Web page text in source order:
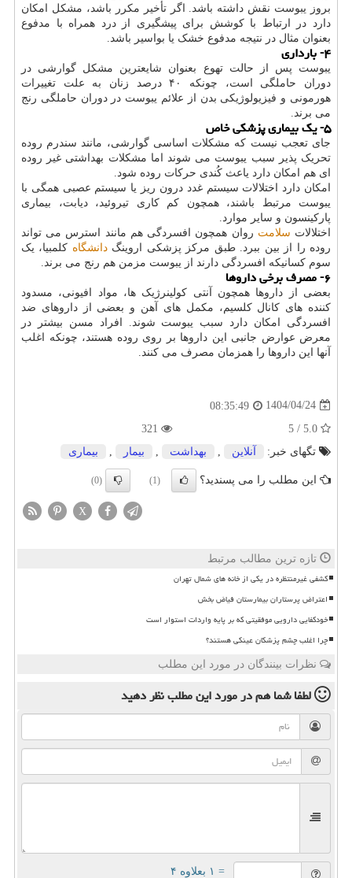
بروز یبوست نقش داشته باشد. اگر تأخیر مکرر باشد، مشکل امکان
دارد در ارتباط با کوشش برای پیشگیری از درد همراه با مدفوع
بعنوان مثال در نتیجه مدفوع خشک یا بواسیر باشد.
۴- بارداری
یبوست پس از حالت تهوع بعنوان شایعترین مشکل گوارشی در
دوران حاملگی است، چونکه ۴۰ درصد زنان به علت تغییرات
هورمونی و فیزیولوژیکی بدن از علائم یبوست در دوران حاملگی رنج
می برند.
۵- یک بیماری پزشکی خاص
جای تعجب نیست که مشکلات اساسی گوارشی، مانند سندرم روده
تحریک پذیر سبب یبوست می شوند اما مشکلات بهداشتی غیر روده
ای هم امکان دارد یاعث کُندی حرکات روده شود.
امکان دارد اختلالات سیستم غدد درون ریز یا سیستم عصبی همگی با
یبوست مرتبط باشند، همچون کم کاری تیروئید، دیابت، بیماری
پارکینسون و سایر موارد.
اختلالات سلامت روان همچون افسردگی هم مانند استرس می تواند
روده را از بین ببرد. طبق مرکز پزشکی اروینگدانشگاه کلمبیا، یک
سوم کسانیکه افسردگی دارند از یبوست مزمن هم رنج می برند.
۶- مصرف برخی داروها
بعضی از داروها همچون آنتی کولینرژیک ها، مواد افیونی، مسدود
کننده های کانال کلسیم، مکمل های آهن و بعضی از داروهای ضد
افسردگی امکان دارد سبب یبوست شوند. افراد مسن بیشتر در
معرض عوارض جانبی این داروها بر روی روده هستند، چونکه اغلب
آنها این داروها را همزمان مصرف می کنند.
1404/04/24
08:35:49
تگهای خبر:
آنلاین بهداشت بیمار بیماری
این مطلب را می پسندید؟ (1)
(0)
X
تازه ترین مطالب مرتبط
کشفی غیرمنتظره در یکی از خانه های شمال تهران
اعتراض پرستاران بیمارستان فیاض بخش
خودکفایی دارویی موفقیتی که بر پایه واردات استوار است
چرا اغلب چشم پزشکان عینکی هستند؟
نظرات بینندگان در مورد این مطلب
لطفا شما همدر مورد این مطلبنظر دهید
= ۱ بعلاوه ۴